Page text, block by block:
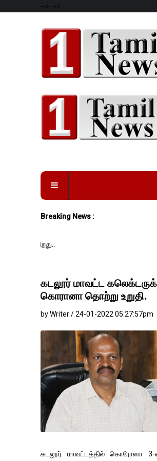
--> -->
Breaking News :
கடலூர் மாவட்ட
கொரானா தொற்று உறுதி.
by Writer / 24-01-2022 05:27:57pm
கடலூர் மாவட்டத்தில் கொரோனா